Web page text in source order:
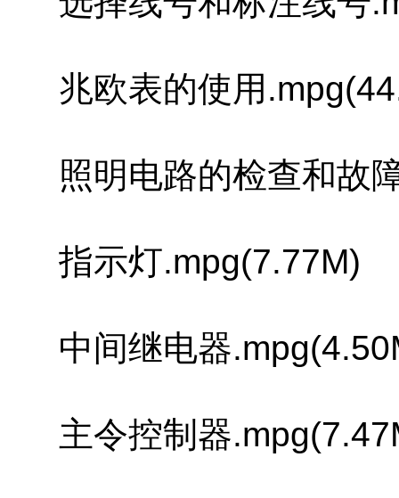
兆欧表的使用
照明电路的检查和故
指示灯.mpg(7.77M)
中间继电器
主令控制器